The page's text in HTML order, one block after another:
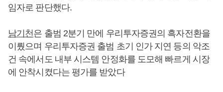
임자로 판단했다.
남기천은 출범 2분기 만에 우리투자증권의 흑자전환을
이뤘으며 우리투자증권 출범 초기 인가 지연 등의 악조
건 속에서도 내부 시스템 안정화를 도모해 빠르게 시장
에 안착시켰다는 평가를 받았다